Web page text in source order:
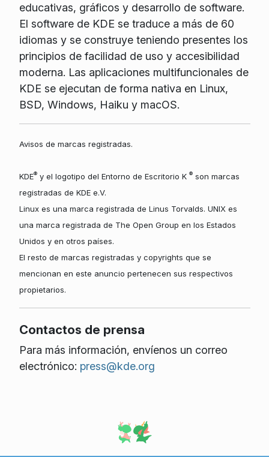
educativas, gráficos y desarrollo de software.
El software de KDE se traduce a más de 60
idiomas y se construye teniendo presentes los
principios de facilidad de uso y accesibilidad
moderna. Las aplicaciones multifuncionales de
KDE se ejecutan de forma nativa en Linux,
BSD, Windows, Haiku y macOS.
Avisos de marcas registradas.
KDE®y el logotipo del Entorno de Escritorio K ®son marcas
registradas de KDE e.V.
Linux es una marca registrada de Linus Torvalds. UNIX es
una marca registrada de The Open Group en los Estados
Unidos y en otros países.
El resto de marcas registradas y copyrights que se
mencionan en este anuncio pertenecen sus respectivos
propietarios.
Contactos de prensa
Para más información, envíenos un correo
electrónico: press@kde.org